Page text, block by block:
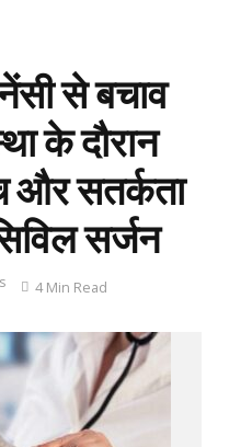
से बचाव
के दौरान
और सतर्कता
सर्जन
4 Min Read